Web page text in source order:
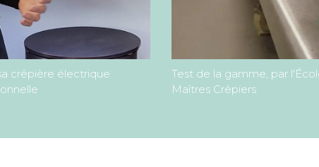
crêpière électrique
Test de la gamme, par
Maîtres Crêpiers